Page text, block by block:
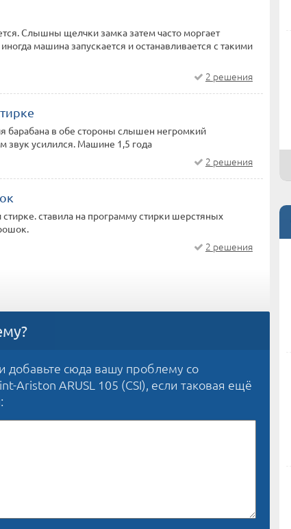
Слышны щелчки замка затем часто моргает
машина запускается и останавливается с такими
2 решения
барабана в обе стороны слышен негромкий
усилился. Машине 1,5 года
2 решения
ставила на программу стирки шерстяных
2 решения
добавьте сюда вашу проблему со
Ariston ARUSL 105 (CSI), если таковая ещё